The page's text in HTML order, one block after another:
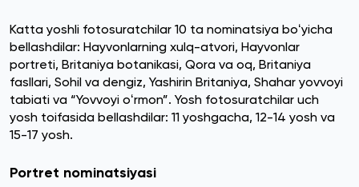
Katta yoshli fotosuratchilar 10 ta nominatsiya boʻyicha
bellashdilar: Hayvonlarning xulq-atvori, Hayvonlar
portreti, Britaniya botanikasi, Qora va oq, Britaniya
fasllari, Sohil va dengiz, Yashirin Britaniya, Shahar yovvoyi
tabiati va “Yovvoyi oʻrmon”. Yosh fotosuratchilar uch
yosh toifasida bellashdilar: 11 yoshgacha, 12-14 yosh va
15-17 yosh.
Portret nominatsiyasi